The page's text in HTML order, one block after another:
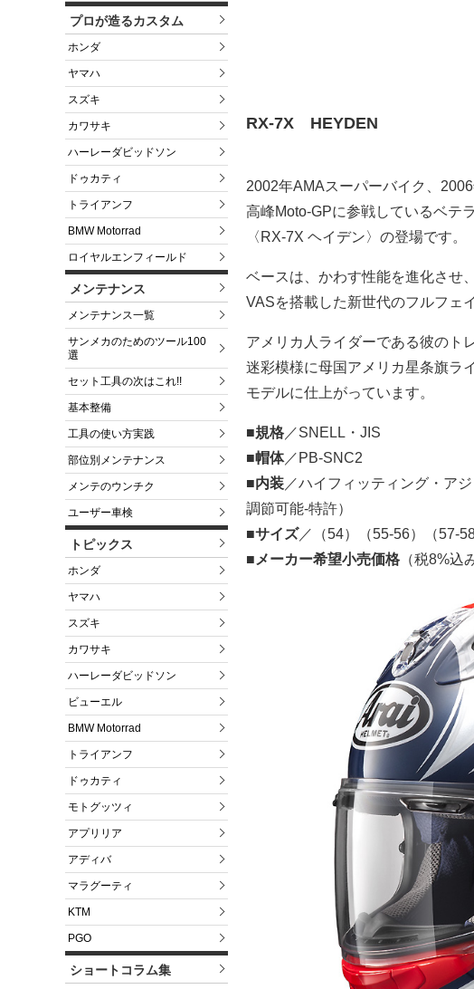
プロが造るカスタム
ホンダ
ヤマハ
スズキ
カワサキ
ハーレーダビッドソン
ドゥカティ
トライアンフ
BMW Motorrad
ロイヤルエンフィールド
メンテナンス
メンテナンス一覧
サンメカのためのツール100
選
セット工具の次はこれ!!
基本整備
工具の使い方実践
部位別メンテナンス
メンテのウンチク
ユーザー車検
トピックス
ホンダ
ヤマハ
スズキ
カワサキ
ハーレーダビッドソン
ビューエル
BMW Motorrad
トライアンフ
ドゥカティ
モトグッツィ
アプリリア
アディバ
マラグーティ
KTM
PGO
ショートコラム集
RX-7X HEYDEN
2002年AMAスーパーバイク、
高峰Moto-GPに参戦しているベテ
〈RX-7X ヘイデン〉の登場です。
ベースは、かわす性能を進化させ
VASを搭載した新世代のフルフェ
アメリカ人ライダーである彼のト
迷彩模様に母国アメリカ星条旗ラ
モデルに仕上がっています。
■規格 ／SNELL・JIS
■帽体／PB-SNC2
■内装 ／ハイフィッティング・ア
調節可能‐特許）
■サイズ／（54）（55-56）（57-
■メーカー希望小売価格 （税8%込